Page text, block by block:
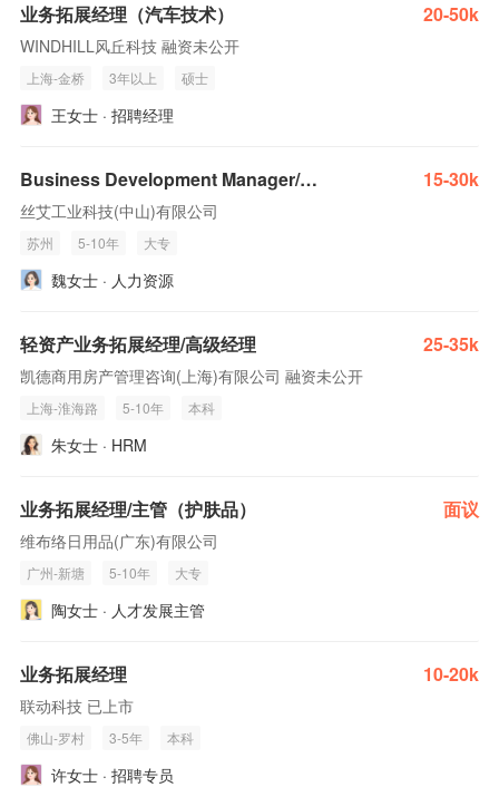
业务拓展经理（汽车技术） 20-50k
WINDHILL风丘科技 融资未公开
上海-金桥 3年以上 硕士
王女士 · 招聘经理
Business Development Manager/业务拓展经理 15-30k
丝艾工业科技(中山)有限公司
苏州 5-10年 大专
魏女士 · 人力资源
轻资产业务拓展经理/高级经理 25-35k
凯德商用房产管理咨询(上海)有限公司 融资未公开
上海-淮海路 5-10年 本科
朱女士 · HRM
业务拓展经理/主管（护肤品） 面议
维布络日用品(广东)有限公司
广州-新塘 5-10年 大专
陶女士 · 人才发展主管
业务拓展经理 10-20k
联动科技 已上市
佛山-罗村 3-5年 本科
许女士 · 招聘专员